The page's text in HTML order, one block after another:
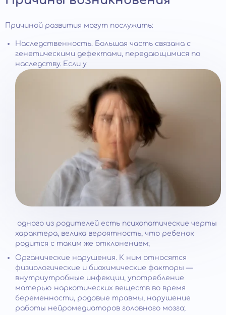
Причиной развития могут послужить:
Наследственность. Большая часть связана с
генетическими дефектами, передающимися по
наследству. Если у
одного из родителей есть психопатические черты
характера, велика вероятность, что ребенок
родится с таким же отклонением;
Органические нарушения. К ним относятся
физиологические и биохимические факторы —
внутриутробные инфекции, употребление
матерью наркотических веществ во время
беременности, родовые травмы, нарушение
работы нейромедиаторов головного мозга;